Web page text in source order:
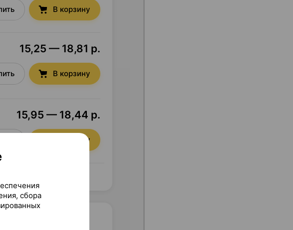
В корзину
15,25 — 18,81 р.
В корзину
15,95 — 18,44 р.
В корзину
сбора